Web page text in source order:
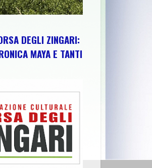
DEGLI ZINGARI:
MAYA E TANTI